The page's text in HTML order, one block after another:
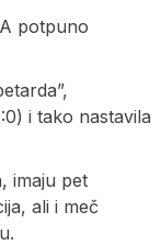
potpuno
i tako nastavila
imaju pet
ali i meč